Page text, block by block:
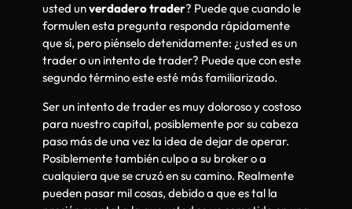
usted unverdadero trader? Puede que cuando le
formulen esta pregunta responda rápidamente
que sí, pero piénselo detenidamente: ¿usted es un
trader o un intento de trader? Puede que con este
segundo término este esté más familiarizado.
Ser un intento de trader es muy doloroso y costoso
para nuestro capital, posiblemente por su cabeza
paso más de una vez la idea de dejar de operar.
Posiblemente también culpo a su broker o a
cualquiera que se cruzó en su camino. Realmente
pueden pasar mil cosas, debido a que es tal la